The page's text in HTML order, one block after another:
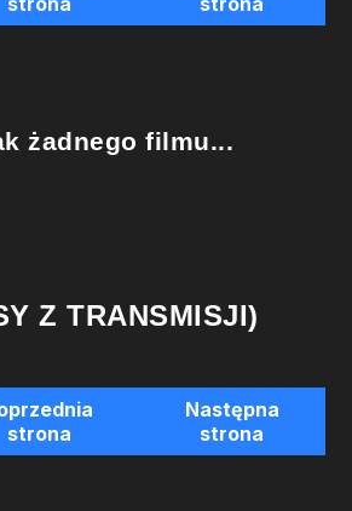
żadnego filmu...
Z TRANSMISJI)
strona
Następna
strona